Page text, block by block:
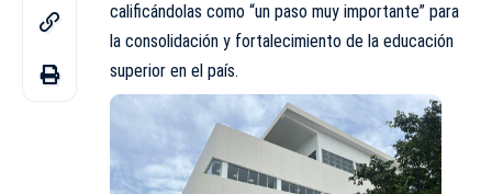
calificándolas como “un paso muy importante” para
la consolidación y fortalecimiento de la educación
superior en el país.